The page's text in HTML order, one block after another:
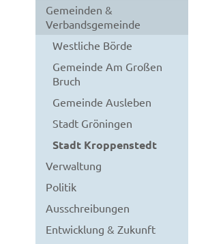
Gemeinden &
Verbandsgemeinde
Westliche Börde
Gemeinde Am Großen
Bruch
Gemeinde Ausleben
Stadt Gröningen
Stadt Kroppenstedt
Verwaltung
Politik
Ausschreibungen
Entwicklung & Zukunft